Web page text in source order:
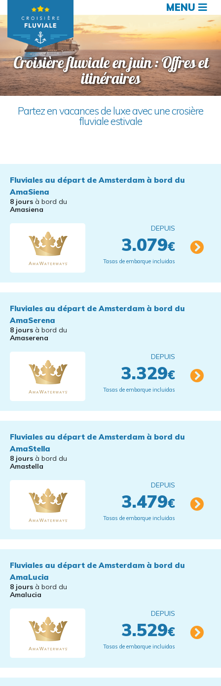
MENU
Croisière fluviale en juin : Offres et
itinéraires
Partez en vacances de luxe avec une crosière
fluviale estivale
Fluviales au départ de Amsterdam à bord du
AmaSiena
8 jours à bord du
Amasiena
DEPUIS
3.079€
Tasas de embarque incluidas
Fluviales au départ de Amsterdam à bord du
AmaSerena
8 jours à bord du
Amaserena
DEPUIS
3.329€
Tasas de embarque incluidas
Fluviales au départ de Amsterdam à bord du
AmaStella
8 jours à bord du
Amastella
DEPUIS
3.479€
Tasas de embarque incluidas
Fluviales au départ de Amsterdam à bord du
AmaLucia
8 jours à bord du
Amalucia
DEPUIS
3.529€
Tasas de embarque incluidas